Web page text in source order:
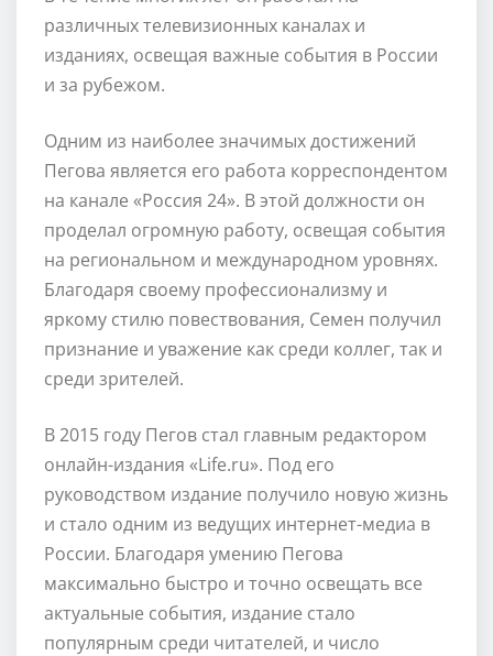
различных телевизионных каналах и
изданиях, освещая важные события в России
и за рубежом.
Одним из наиболее значимых достижений
Пегова является его работа корреспондентом
на канале «Россия 24». В этой должности он
проделал огромную работу, освещая события
на региональном и международном уровнях.
Благодаря своему профессионализму и
яркому стилю повествования, Семен получил
признание и уважение как среди коллег, так и
среди зрителей.
В 2015 году Пегов стал главным редактором
онлайн-издания «Life.ru». Под его
руководством издание получило новую жизнь
и стало одним из ведущих интернет-медиа в
России. Благодаря умению Пегова
максимально быстро и точно освещать все
актуальные события, издание стало
популярным среди читателей, и число